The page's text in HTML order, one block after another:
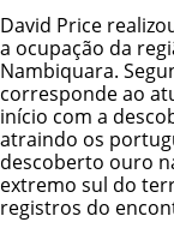
David Price
a ocupação da
Nambiquara.
corresponde ao
início com a
atraindo os
descoberto ouro
extremo sul do
registros do